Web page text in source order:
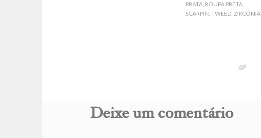
PRATA, ROUPA PRETA,
SCARPIN,TWEED,ZIRCÔNIA
Deixe um comentário